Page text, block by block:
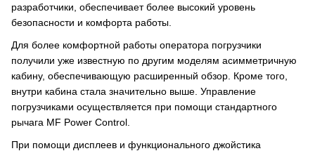
разработчики, обеспечивает более высокий уровень
безопасности и комфорта работы.
Для более комфортной работы оператора погрузчики
получили уже известную по другим моделям асимметричную
кабину, обеспечивающую расширенный обзор. Кроме того,
внутри кабина стала значительно выше. Управление
погрузчиками осуществляется при помощи стандартного
рычага MF Power Control.
При помощи дисплеев и функционального джойстика